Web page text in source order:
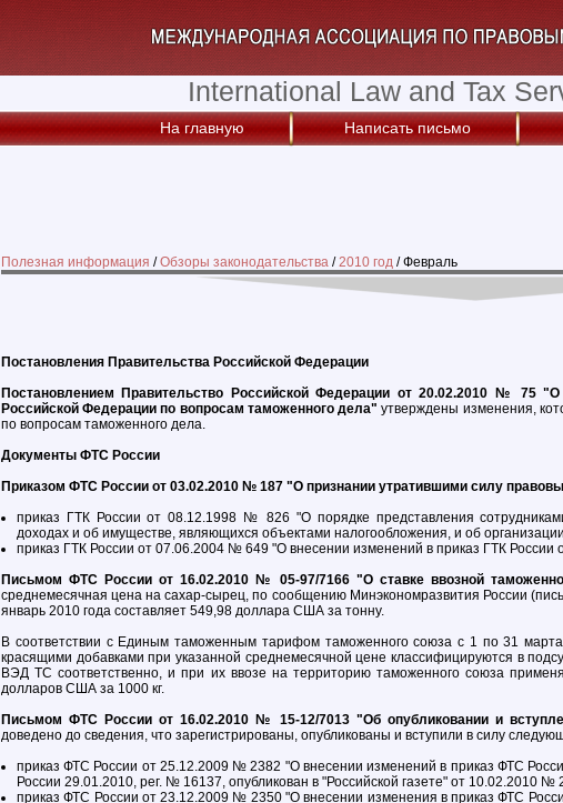
International Law and Tax
На главную Написать письмо
Полезная информация /Обзоры законодательства /2010 год /Февраль
Постановления Правительства Российской Федерации
Постановлением Правительство Российской Федерации от 20.02.2010 № 75
Российской Федерации по вопросам таможенного дела" утверждены изменения,
по вопросам таможенного дела.
Документы ФТС России
Приказом ФТС России от 03.02.2010 № 187 "О признании утратившими силу
приказ ГТК России от 08.12.1998 № 826 "О порядке представления
доходах и об имуществе, являющихся объектами налогообложения, и об
приказ ГТК России от 07.06.2004 № 649 "О внесении изменений в приказ ГТК
Письмом ФТС России от 16.02.2010 № 05-97/7166 "О ставке ввозной
среднемесячная цена на сахар-сырец, по сообщению Минэкономразвития России
январь 2010 года составляет 549,98 доллара США за тонну.
В соответствии с Единым таможенным тарифом таможенного союза с 1 по 31
красящими добавками при указанной среднемесячной цене классифицируются в
ВЭД ТС соответственно, и при их ввозе на территорию таможенного союза
долларов США за 1000 кг.
Письмом ФТС России от 16.02.2010 № 15-12/7013 "Об опубликовании и
доведено до сведения, что зарегистрированы, опубликованы и вступили в силу
приказ ФТС России от 25.12.2009 № 2382 "О внесении изменений в приказ ФТС
России 29.01.2010, peг. № 16137, опубликован в "Российской газете" от 10.02.2010 №
приказ ФТС России от 23.12.2009 № 2350 "О внесении изменения в приказ ФТС